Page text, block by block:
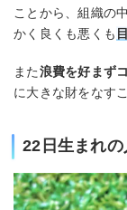
ことから、組織の
かく良くも悪くも
また浪費を好まず
に大きな財をなす
22日生まれの